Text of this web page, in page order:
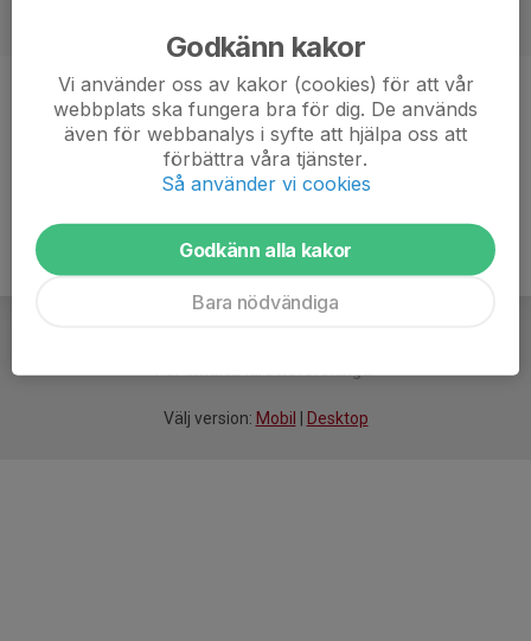
Position
-
9 år
Försmartaidrottsföreningar
Välj version: Mobil Desktop
Godkänn kakor
Vi använder oss av kakor (cookies) för att vår
webbplats ska fungera bra för dig. De används
även för webbanalys i syfte att hjälpa oss att
förbättra våra tjänster.
Så använder vi cookies
Godkänn alla kakor
Bara nödvändiga